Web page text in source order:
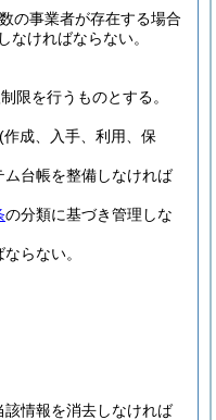
の事業者が存在する場合
ければならない。
限を行うものとする。
(作成、入手、利用、保
台帳を整備しなければ
の分類に基づき管理しな
らない。
情報を消去しなければ